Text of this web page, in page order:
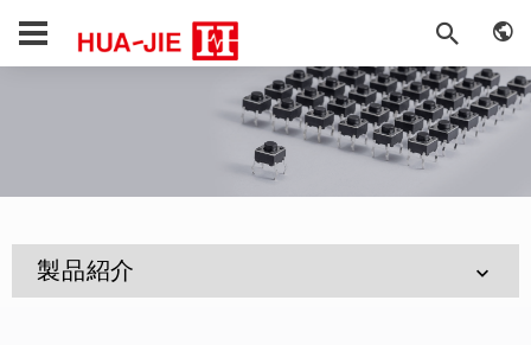
製品紹介